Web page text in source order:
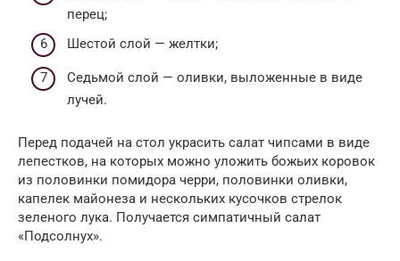
перец;
Шестой слой — желтки;
Седьмой слой — оливки, выложенные в виде
лучей.
Перед подачей на стол украсить салат чипсами в виде
лепестков, на которых можно уложить божьих коровок
из половинки помидора черри, половинки оливки,
капелек майонеза и нескольких кусочков стрелок
зеленого лука. Получается симпатичный салат
«Подсолнух».